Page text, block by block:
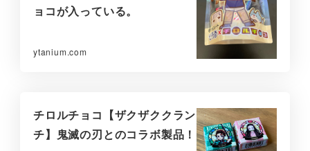
ョコが入っている。
ytanium.com
チロルチョコ【ザクザククラン
チ】鬼滅の刃とのコラボ製品！